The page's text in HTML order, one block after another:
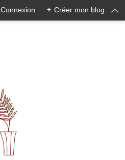
Connexion + Créer mon blog